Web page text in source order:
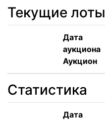
Текущие лоты
Дата
аукциона
Аукцион
Статистика
Дата